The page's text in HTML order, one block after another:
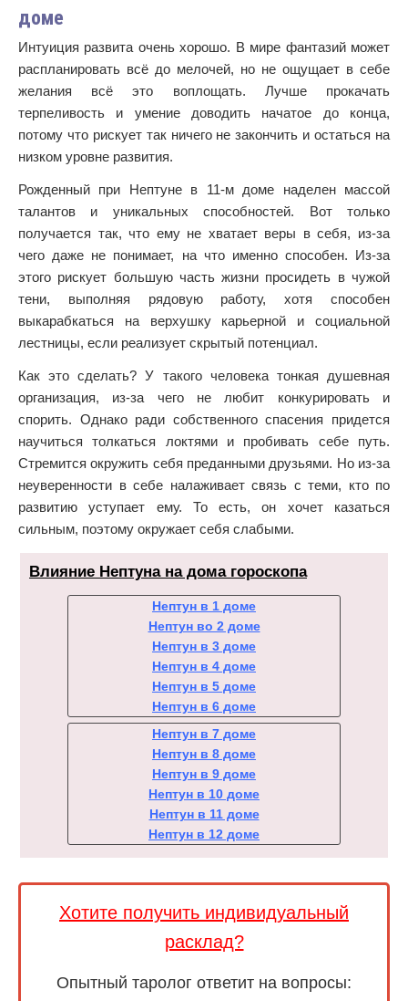
доме
Интуиция развита очень хорошо. В мире фантазий может
распланировать всё до мелочей, но не ощущает в себе
желания всё это воплощать. Лучше прокачать
терпеливость и умение доводить начатое до конца,
потому что рискует так ничего не закончить и остаться на
низком уровне развития.
Рожденный при Нептуне в 11-м доме наделен массой
талантов и уникальных способностей. Вот только
получается так, что ему не хватает веры в себя, из-за
чего даже не понимает, на что именно способен. Из-за
этого рискует большую часть жизни просидеть в чужой
тени, выполняя рядовую работу, хотя способен
выкарабкаться на верхушку карьерной и социальной
лестницы, если реализует скрытый потенциал.
Как это сделать? У такого человека тонкая душевная
организация, из-за чего не любит конкурировать и
спорить. Однако ради собственного спасения придется
научиться толкаться локтями и пробивать себе путь.
Стремится окружить себя преданными друзьями. Но из-за
неуверенности в себе налаживает связь с теми, кто по
развитию уступает ему. То есть, он хочет казаться
сильным, поэтому окружает себя слабыми.
Влияние Нептуна на дома гороскопа
Нептун в 1 доме
Нептун во 2 доме
Нептун в 3 доме
Нептун в 4 доме
Нептун в 5 доме
Нептун в 6 доме
Нептун в 7 доме
Нептун в 8 доме
Нептун в 9 доме
Нептун в 10 доме
Нептун в 11 доме
Нептун в 12 доме
Хотите получить индивидуальный
расклад?
Опытный таролог ответит на вопросы: